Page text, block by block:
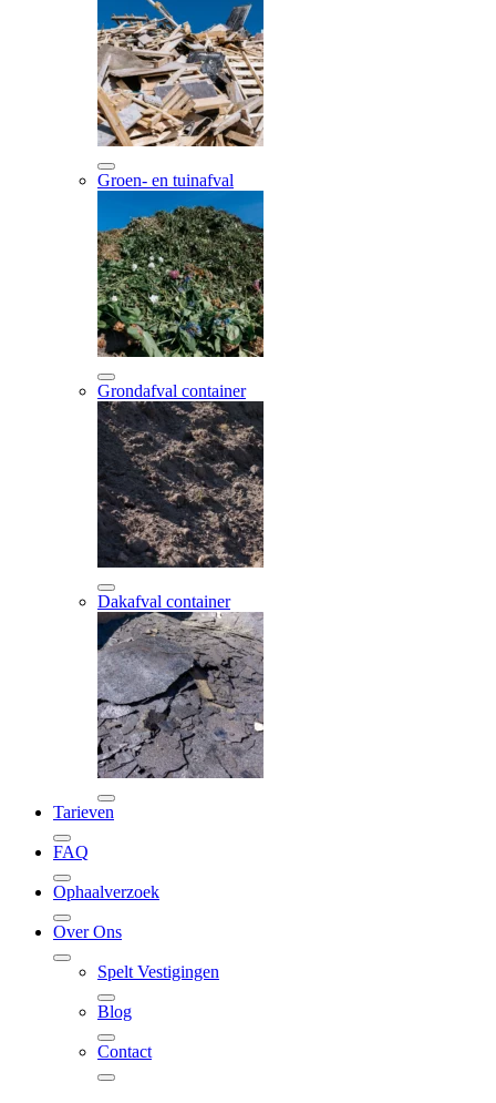
Groen- en tuinafval
Grondafval container
Dakafval container
Tarieven
FAQ
Ophaalverzoek
Over Ons
Spelt Vestigingen
Blog
Contact